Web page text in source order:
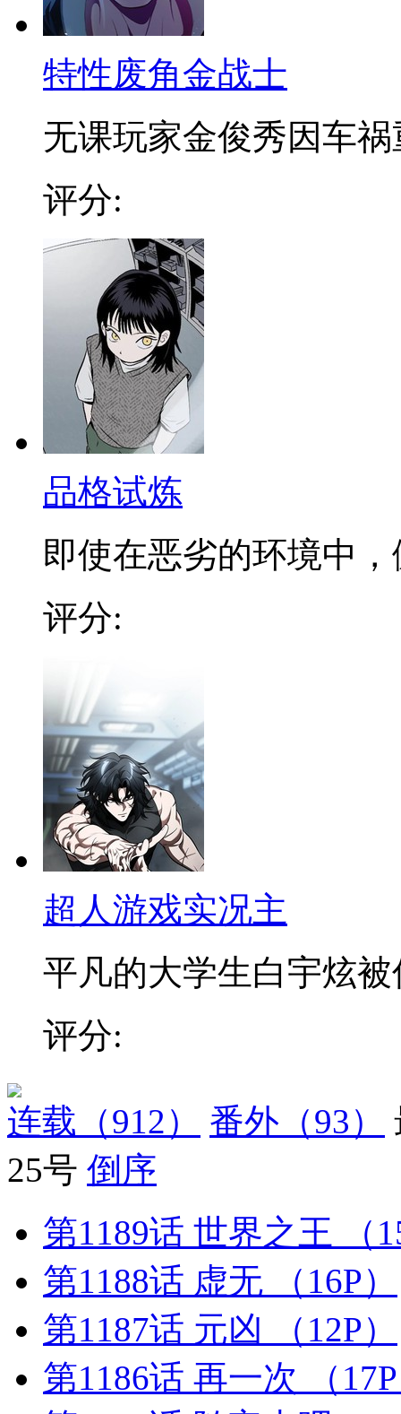
特性废角金战士
无课玩家金俊秀因车祸
评分:
品格试炼
即使在恶劣的环境中，
评分:
超人游戏实况主
平凡的大学生白宇炫被
评分:
连载 （912） 番外 （93）
25号 倒序
第1189话 世界之王
（
第1188话 虚无
（16P）
第1187话 元凶
（12P）
第1186话 再一次
（